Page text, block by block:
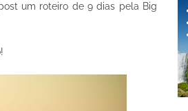
um roteiro de 9 dias pela Big